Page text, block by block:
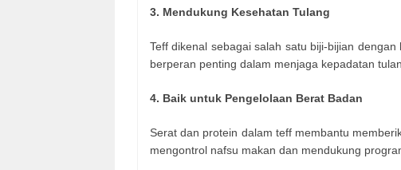
3. Mendukung Kesehatan Tulang
Teff dikenal sebagai salah satu biji-bijian
berperan penting dalam menjaga kepadatan
4. Baik untuk Pengelolaan Berat Badan
Serat dan protein dalam teff membantu
mengontrol nafsu makan dan mendukung